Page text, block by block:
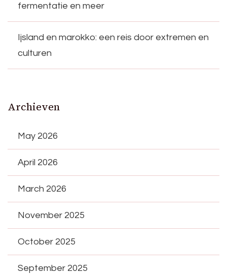
fermentatie en meer
Ijsland en marokko: een reis door extremen en
culturen
Archieven
May 2026
April 2026
March 2026
November 2025
October 2025
September 2025